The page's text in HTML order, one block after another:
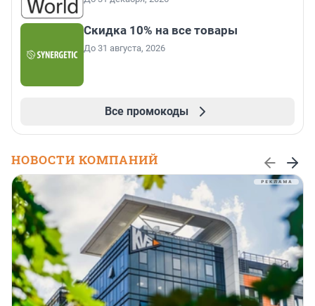
Скидка 10% на все товары
До 31 августа, 2026
Все промокоды
НОВОСТИ КОМПАНИЙ